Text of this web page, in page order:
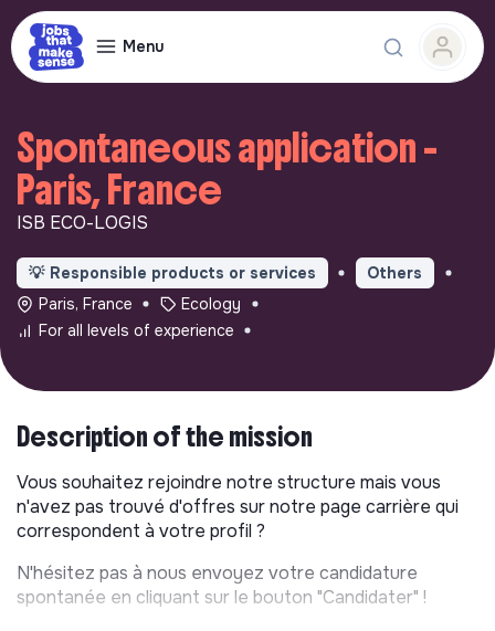
Menu
Spontaneous application -
Paris, France
ISB ECO-LOGIS
💡 Responsible products or services
Others
Paris, France
Ecology
For all levels of experience
Description of the mission
Vous souhaitez rejoindre notre structure mais vous
n'avez pas trouvé d'offres sur notre page carrière qui
correspondent à votre profil ?
N'hésitez pas à nous envoyez votre candidature
spontanée en cliquant sur le bouton "Candidater" !